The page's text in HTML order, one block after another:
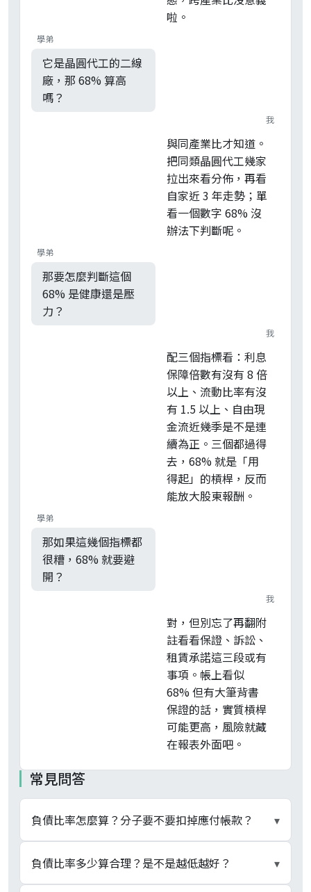
啦。
學弟
它是晶圓代工的二線
廠，那 68% 算高
嗎？
我
與同產業比才知道。
把同類晶圓代工幾家
拉出來看分佈，再看
自家近 3 年走勢；單
看一個數字 68% 沒
辦法下判斷呢。
學弟
那要怎麼判斷這個
68% 是健康還是壓
力？
我
配三個指標看：利息
保障倍數有沒有 8 倍
以上、流動比率有沒
有 1.5 以上、自由現
金流近幾季是不是連
續為正。三個都過得
去，68% 就是「用
得起」的槓桿，反而
能放大股東報酬。
學弟
那如果這幾個指標都
很糟，68% 就要避
開？
我
對，但別忘了再翻附
註看看保證、訴訟、
租賃承諾這三段或有
事項。帳上看似
68% 但有大筆背書
保證的話，實質槓桿
可能更高，風險就藏
在報表外面吧。
常見問答
負債比率怎麼算？分子要不要扣掉應付帳款？ ▾
官方口徑採「總負債 ÷ 總資產 × 100%」，分子
涵蓋全部負債（流動 + 非流動），含公司債、長短
負債比率多少算合理？是不是越低越好？ ▾